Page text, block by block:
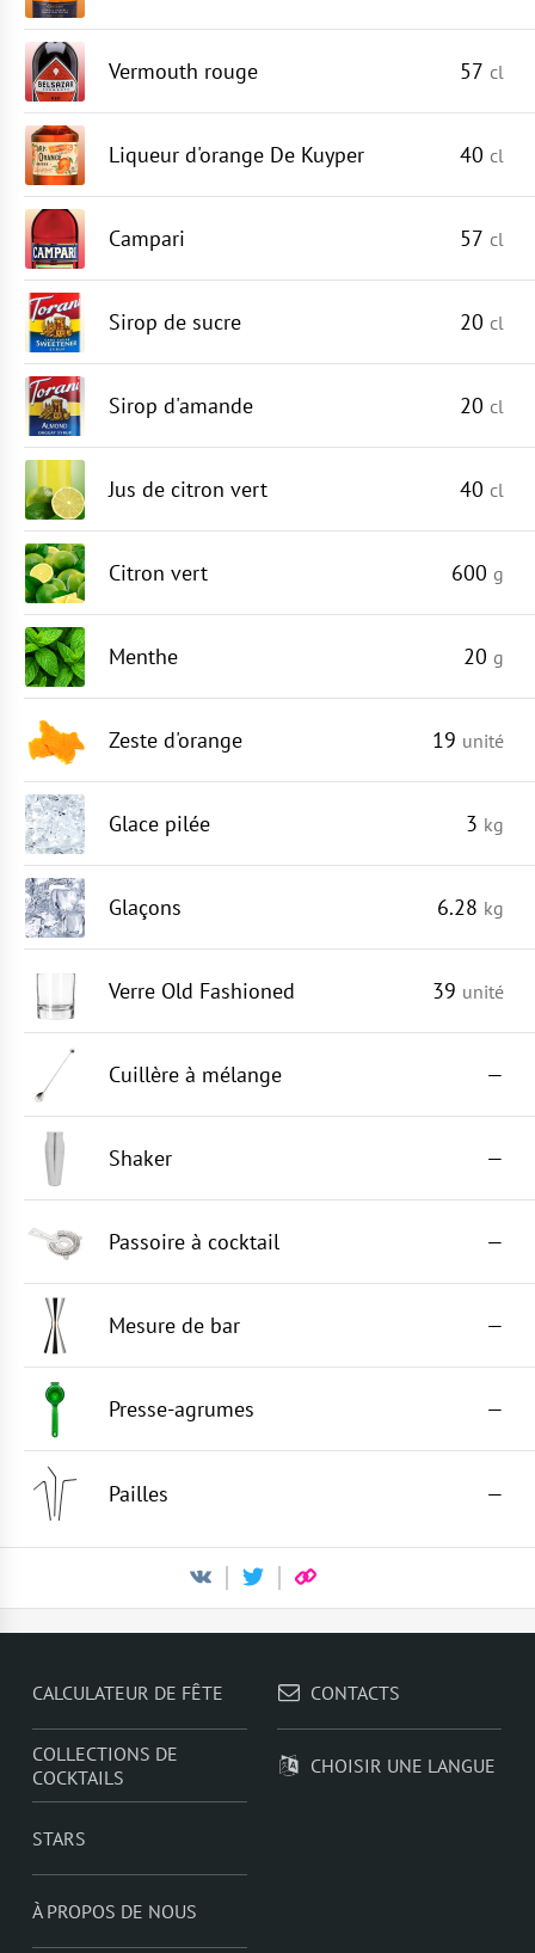
Vermouth rouge 57 cl
Liqueur d'orange De Kuyper 40 cl
Campari 57 cl
Sirop de sucre 20 cl
Sirop d'amande 20 cl
Jus de citron vert 40 cl
Citron vert 600 g
Menthe 20 g
Zeste d'orange 19 unité
Glace pilée 3 kg
Glaçons 6.28 kg
Verre Old Fashioned 39 unité
Cuillère à mélange —
Shaker —
Passoire à cocktail —
Mesure de bar —
Presse-agrumes —
Pailles —
CALCULATEUR DE FÊTE
COLLECTIONS DE
COCKTAILS
STARS
À PROPOS DE NOUS
CONTACTS
CHOISIR UNE LANGUE